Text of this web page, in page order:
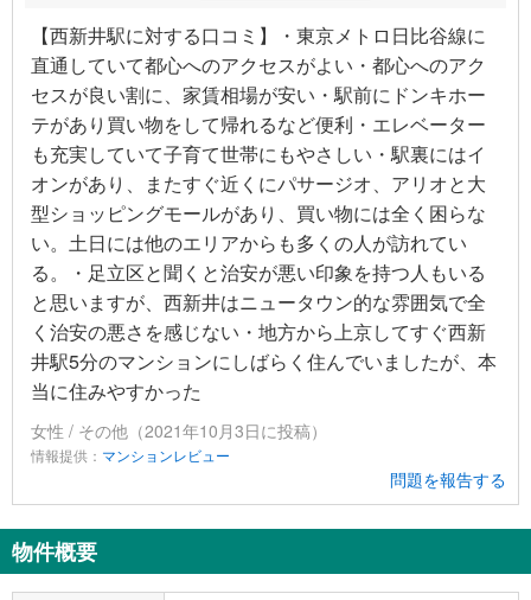
【西新井駅に対する口コミ】・東京メトロ日比谷線に
直通していて都心へのアクセスがよい・都心へのアク
セスが良い割に、家賃相場が安い・駅前にドンキホー
テがあり買い物をして帰れるなど便利・エレベーター
も充実していて子育て世帯にもやさしい・駅裏にはイ
オンがあり、またすぐ近くにパサージオ、アリオと大
型ショッピングモールがあり、買い物には全く困らな
い。土日には他のエリアからも多くの人が訪れてい
る。・足立区と聞くと治安が悪い印象を持つ人もいる
と思いますが、西新井はニュータウン的な雰囲気で全
く治安の悪さを感じない・地方から上京してすぐ西新
井駅5分のマンションにしばらく住んでいましたが、本
当に住みやすかった
女性 / その他（2021年10月3日に投稿）
情報提供： マンションレビュー
問題を報告する
物件概要